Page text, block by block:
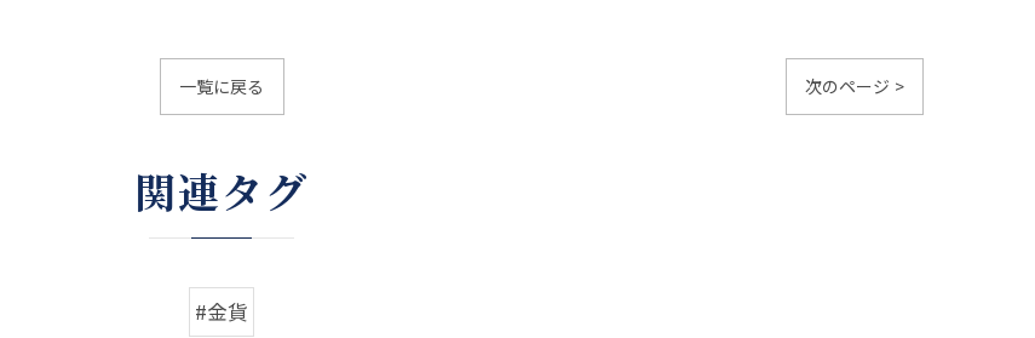
一覧に戻る 次のページ >
関連タグ
#金貨